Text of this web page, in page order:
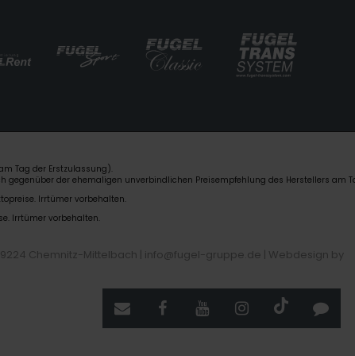
Tag der Erstzulassung).
gegenüber der ehemaligen unverbindlichen Preisempfehlung des Herstellers am
Irrtümer vorbehalten.
Irrtümer vorbehalten.
Chemnitz-Mittelbach | info@fugel-gruppe.de | Webdesign by